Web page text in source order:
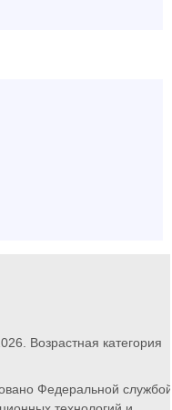
Возрастная категория
Федеральной службой